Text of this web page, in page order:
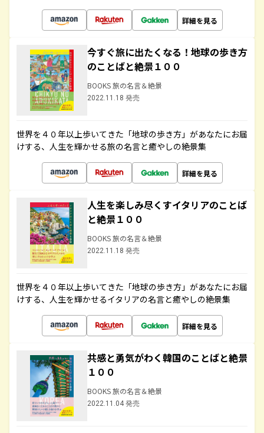
詳細を見る
今すぐ旅に出たくなる！地球の歩き方
のことばと絶景１００
BOOKS 旅の名言＆絶景
2022.11.18 発売
世界を４０年以上歩いてきた「地球の歩き方」があなたにお届
けする、人生を輝かせる旅の名言と癒やしの絶景集
詳細を見る
人生を楽しみ尽くすイタリアのことば
と絶景１００
BOOKS 旅の名言＆絶景
2022.11.18 発売
世界を４０年以上歩いてきた「地球の歩き方」があなたにお届
けする、人生を輝かせるイタリアの名言と癒やしの絶景集
詳細を見る
共感と勇気がわく韓国のことばと絶景
１００
BOOKS 旅の名言＆絶景
2022.11.04 発売